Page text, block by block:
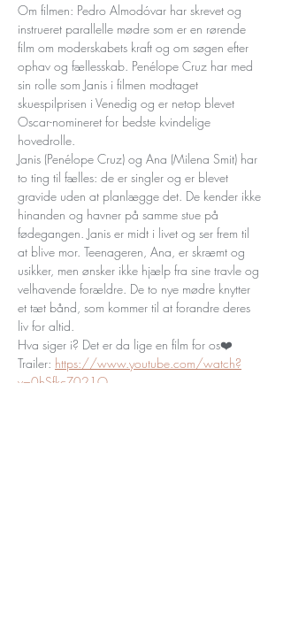
Om filmen: Pedro Almodóvar har skrevet og
instrueret parallelle mødre som er en rørende
film om moderskabets kraft og om søgen efter
ophav og fællesskab. Penélope Cruz har med
sin rolle som Janis i filmen modtaget
skuespilprisen i Venedig og er netop blevet
Oscar-nomineret for bedste kvindelige
hovedrolle.
Janis (Penélope Cruz) og Ana (Milena Smit) har
to ting til fælles: de er singler og er blevet
gravide uden at planlægge det. De kender ikke
hinanden og havner på samme stue på
fødegangen. Janis er midt i livet og ser frem til
at blive mor. Teenageren, Ana, er skræmt og
usikker, men ønsker ikke hjælp fra sine travle og
velhavende forældre. De to nye mødre knytter
et tæt bånd, som kommer til at forandre deres
liv for altid.
Hva siger i? Det er da lige en film for os❤️
Trailer: https://www.youtube.com/watch?
v=0hSfkcZ021Q